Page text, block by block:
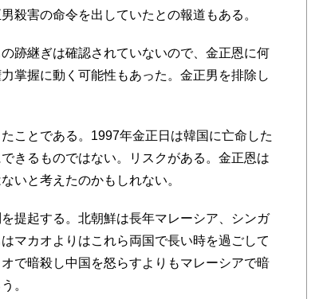
殺害の命令を出していたとの報道もある。
跡継ぎは確認されていないので、金正恩に何
掌握に動く可能性もあった。金正男を排除し
ことである。1997年金正日は韓国に亡命した
きるものではない。リスクがある。金正恩は
いと考えたのかもしれない。
提起する。北朝鮮は長年マレーシア、シンガ
マカオよりはこれら両国で長い時を過ごして
で暗殺し中国を怒らすよりもマレーシアで暗
。